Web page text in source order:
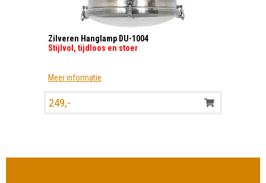
Zilveren Hanglamp DU-1004
Stijlvol, tijdloos en stoer
Meer informatie
249,-